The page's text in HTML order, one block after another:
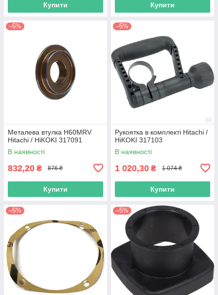
Купити Купити
–5%
Металева втулка H60MRV
Hitachi / HiKOKI 317091
В наявності
832,20 ₴ 876 ₴
Купити
–5%
Рукоятка в комплекті Hitachi /
HiKOKI 317103
В наявності
1 020,30 ₴ 1 074 ₴
Купити
–5% –5%